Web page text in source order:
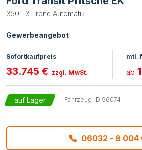
350 L3 Trend Automatik
Gewerbeangebot
Sofortkaufpreis
33.745 € zzgl. MwSt.
mtl.
ab
auf Lager Fahrzeug-ID 96074
06032 - 8 004